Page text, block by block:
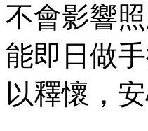
不會影響
能即日做
以釋懷，